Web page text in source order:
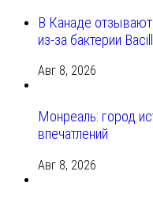
В Канаде
из-за бактерии
Авг 8, 2026
Монреаль: город
впечатлений
Авг 8, 2026